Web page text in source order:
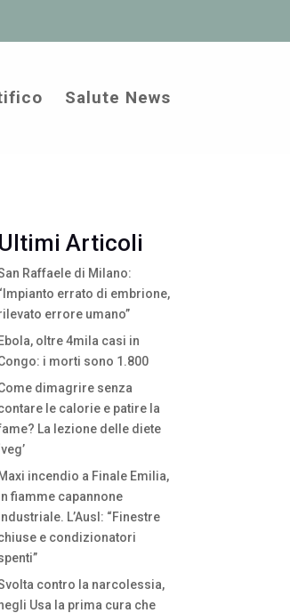
Salute News
Ultimi Articoli
Raffaele di Milano:
errato di embrione,
errore umano”
Ebola, oltre 4mila casi in
i morti sono 1.800
dimagrire senza
le calorie e patire la
La lezione delle diete
Maxi incendio a Finale Emilia,
fiamme capannone
L’Ausl: “Finestre
e condizionatori
contro la narcolessia,
Usa la prima cura che